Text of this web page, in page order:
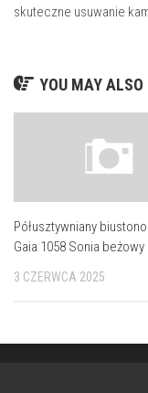
skuteczne usuwanie
YOU MAY
Półusztywniany
Gaia 1058 Sonia beżowy
3 CZERWCA 2025